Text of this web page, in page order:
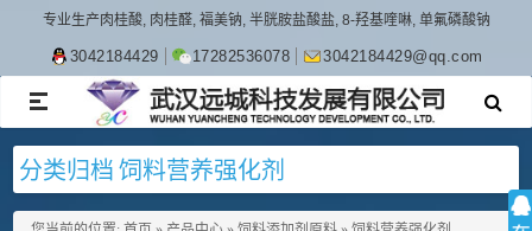
专业生产肉桂酸, 肉桂醛, 福美钠, 半胱胺盐酸盐, 8-羟基喹啉, 单氟磷酸钠
3042184429 17282536078 3042184429@qq.com
TOGGLE
NAVIGATION
分类归档 饲料营养强化剂